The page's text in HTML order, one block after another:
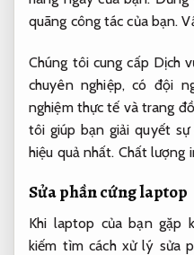
quãng công tác của bạn.
Chúng tôi cung cấp Dịch
chuyên nghiệp, có đội
nghiệm thực tế và trang
tôi giúp bạn giải quyết
hiệu quả nhất. Chất lượng
Sửa phần cứng laptop
Khi laptop của bạn gặp
kiếm tìm cách xử lý sửa